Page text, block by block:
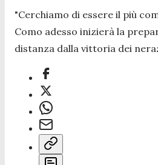
"Cerchiamo di essere il più
Como adesso inizierà la
distanza dalla vittoria dei